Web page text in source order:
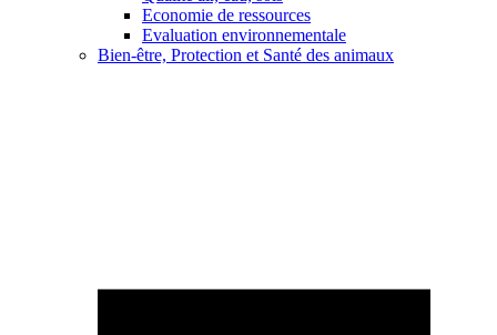
Economie de ressources
Evaluation environnementale
Bien-être, Protection et Santé des animaux